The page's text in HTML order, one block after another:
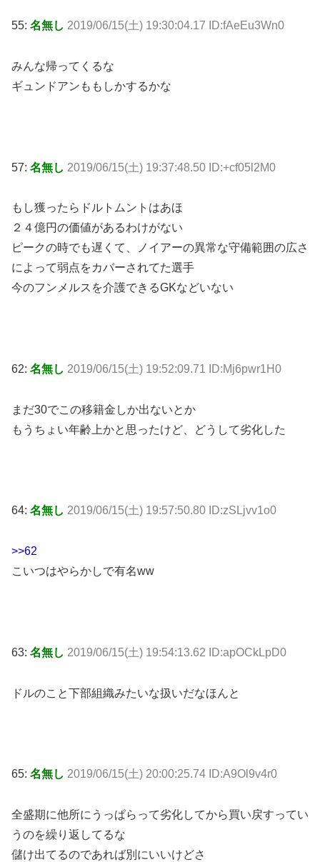
55: 名無し 2019/06/15(土) 19:30:04.17 ID:fAeEu3Wn0
みんな帰ってくるな
ギュンドアンももしかするかな
57: 名無し 2019/06/15(土) 19:37:48.50 ID:+cf05l2M0
もし獲ったらドルトムントはあほ
２４億円の価値があるわけがない
ピークの時でも遅くて、ノイアーの異常な守備範囲の広さ
によって弱点をカバーされてた選手
今のフンメルスを介護できるGKなどいない
62: 名無し 2019/06/15(土) 19:52:09.71 ID:Mj6pwr1H0
まだ30でこの移籍金しか出ないとか
もうちょい年齢上かと思ったけど、どうして劣化した
64: 名無し 2019/06/15(土) 19:57:50.80 ID:zSLjvv1o0
>>62
こいつはやらかしで有名ww
63: 名無し 2019/06/15(土) 19:54:13.62 ID:apOCkLpD0
ドルのこと下部組織みたいな扱いだなほんと
65: 名無し 2019/06/15(土) 20:00:25.74 ID:A9Ol9v4r0
全盛期に他所にうっぱらって劣化してから買い戻すってい
うのを繰り返してるな
儲け出てるのであれば別にいいけどさ